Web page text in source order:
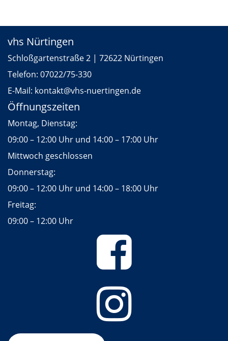
vhs Nürtingen
Schloßgartenstraße 2 | 72622 Nürtingen
Telefon: 07022/75-330
E-Mail: kontakt@vhs-nuertingen.de
Öffnungszeiten
Montag, Dienstag:
09:00 – 12:00 Uhr und 14:00 – 17:00 Uhr
Mittwoch geschlossen
Donnerstag:
09:00 – 12:00 Uhr und 14:00 – 18:00 Uhr
Freitag:
09:00 – 12:00 Uhr